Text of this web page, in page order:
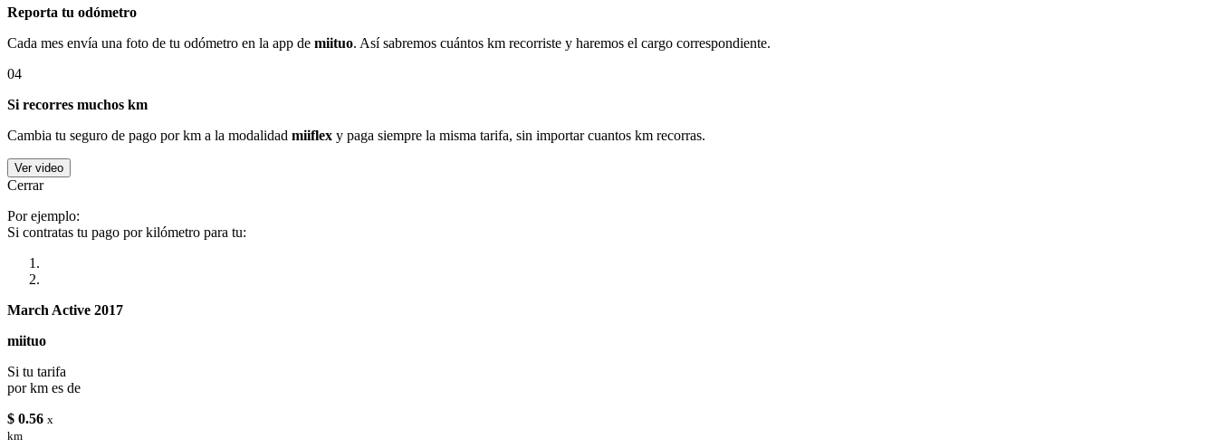
Reporta tu odómetro
Cada mes envía una foto de tu odómetro en la app de miituo. Así sabremos cuántos km recorriste y haremos el cargo correspondiente.
04
Si recorres muchos km
Cambia tu seguro de pago por km a la modalidad miiflex y paga siempre la misma tarifa, sin importar cuantos km recorras.
Ver video
Cerrar
Por ejemplo:
Si contratas tu pago por kilómetro para tu:
March Active 2017
miituo
Si tu tarifa
por km es de
$ 0.56 x
km